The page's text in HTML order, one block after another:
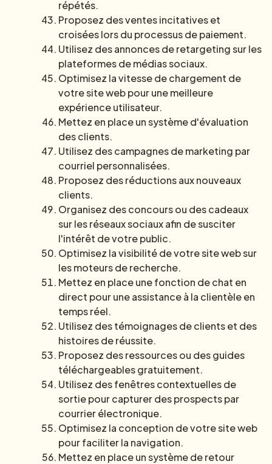
répétés.
Proposez des ventes incitatives et
croisées lors du processus de paiement.
Utilisez des annonces de retargeting sur les
plateformes de médias sociaux.
Optimisez la vitesse de chargement de
votre site web pour une meilleure
expérience utilisateur.
Mettez en place un système d'évaluation
des clients.
Utilisez des campagnes de marketing par
courriel personnalisées.
Proposez des réductions aux nouveaux
clients.
Organisez des concours ou des cadeaux
sur les réseaux sociaux afin de susciter
l'intérêt de votre public.
Optimisez la visibilité de votre site web sur
les moteurs de recherche.
Mettez en place une fonction de chat en
direct pour une assistance à la clientèle en
temps réel.
Utilisez des témoignages de clients et des
histoires de réussite.
Proposez des ressources ou des guides
téléchargeables gratuitement.
Utilisez des fenêtres contextuelles de
sortie pour capturer des prospects par
courrier électronique.
Optimisez la conception de votre site web
pour faciliter la navigation.
Mettez en place un système de retour